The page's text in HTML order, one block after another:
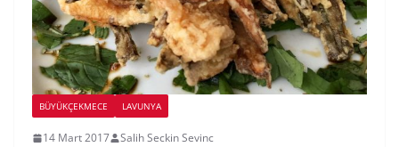
BÜYÜKÇEKMECE LAVUNYA
14 Mart 2017 Salih Seckin Sevinc